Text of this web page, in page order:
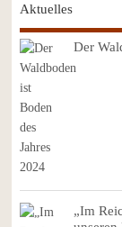
Aktuelles
Der
„Im